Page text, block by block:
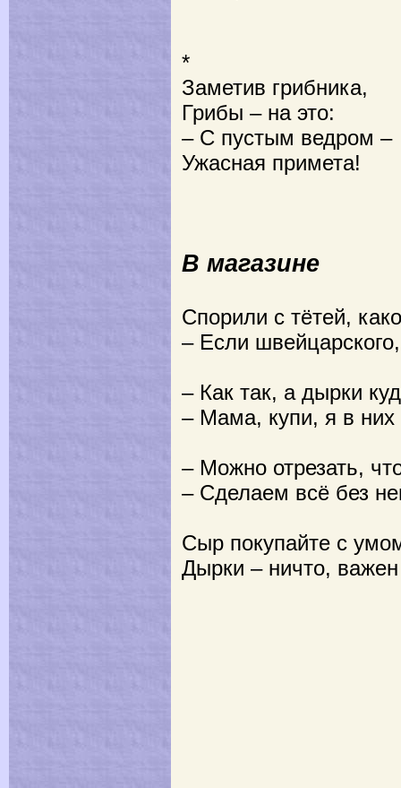
*
Заметив грибника,
Грибы – на это:
– С пустым ведром –
Ужасная примета!
В магазине
Спорили с тётей,
– Если
– Как так, а дырки
– Мама, купи, я в них
– Можно отрезать,
– Сделаем всё без
Сыр покупайте с
Дырки – ничто,